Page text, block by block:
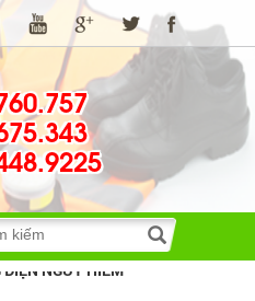
và hệ thống pháp
động
hệ thống pháp luật
NGUY HIỂM
lại nhiều lợi ích
có một số tác hại